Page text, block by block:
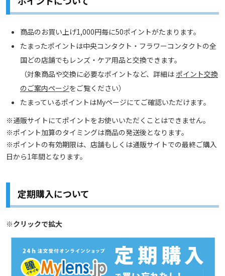
商品のお買い上げ1,000円毎に50ポイントがたまります。
たまったポイントは中央コンタクト・フラワーコンタクトの全
国どの店舗でもレンズ・ケア用品と交換できます。
（対象商品や交換に必要なポイントなど、詳細はポイント交換
のご案内ページをご覧ください）
たまっているポイントはMyページにてご確認いただけます。
※通販サイトにてポイントをお使いいただくことはできません。
※ポイント加算のタイミングは商品の発送後となります。
※ポイントの有効期限は、店舗もしくは通販サイトでの最終ご購入
日から1年間となります。
定期購入について
※クリックで拡大